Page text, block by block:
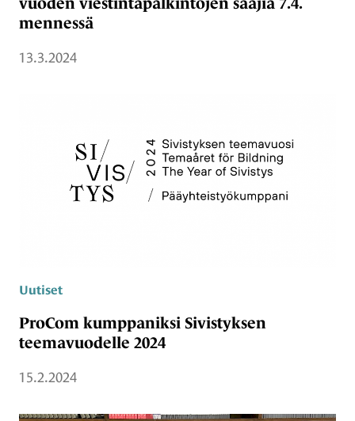
mennessä
13.3.2024
Uutiset
ProCom kumppaniksi Sivistyksen
teemavuodelle 2024
15.2.2024